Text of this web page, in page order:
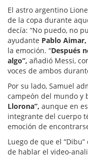
El astro argentino
de la copa durante
decía: “No puedo, no
ayudante Pablo Aimar,
la emoción. “Después
algo”, añadió Messi,
voces de ambos
Por su lado, Samuel
campeón del mundo y
Llorona”, aunque en
integrante del cuerpo
emoción de
Luego de que el
de hablar el video-